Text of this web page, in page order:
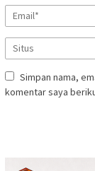
Simpan nama,
komentar saya